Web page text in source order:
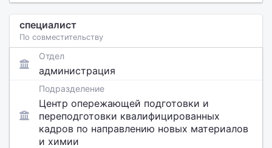
специалист
По совместительству
Отдел
администрация
Подразделение
Центр опережающей подготовки и
переподготовки квалифицированных
кадров по направлению новых материалов
и химии